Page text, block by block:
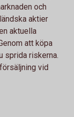
och
aktier
aktuella
att köpa
sprida riskerna.
vid